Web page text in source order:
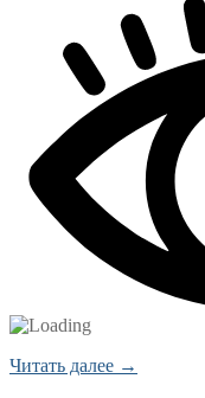
Читать далее →